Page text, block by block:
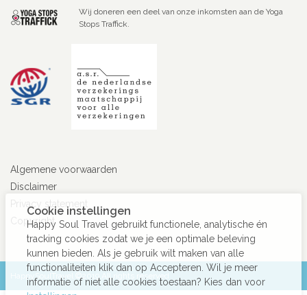
Wij doneren een deel van onze inkomsten aan de Yoga
Stops Traffick.
Algemene voorwaarden
Disclaimer
Privacy statement
Copyright
HappySoulTravel ©2019 All rights reserved
Cookie instellingen
Happy Soul Travel gebruikt functionele, analytische én
tracking cookies zodat we je een optimale beleving
kunnen bieden. Als je gebruik wilt maken van alle
functionaliteiten klik dan op Accepteren. Wil je meer
informatie of niet alle cookies toestaan? Kies dan voor